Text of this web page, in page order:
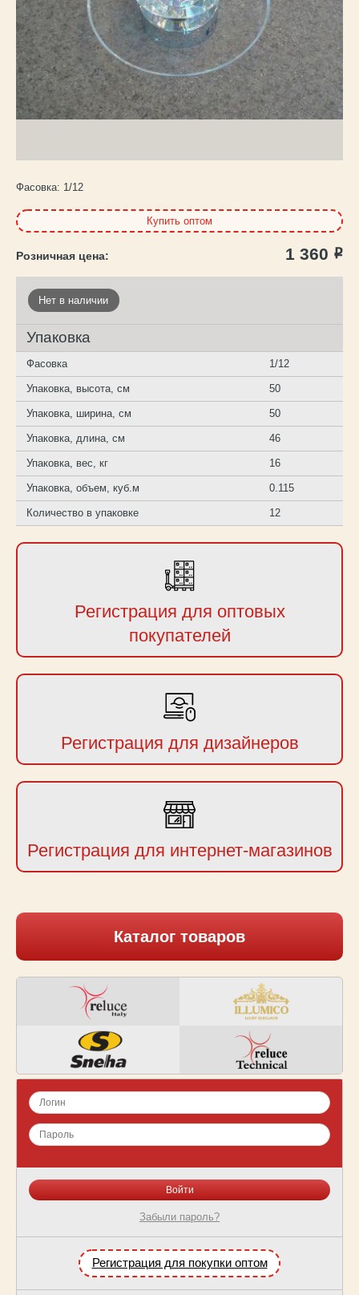
Каталог
товаров
Фасовка: 1/12
Купить оптом
1 360 Р
Нет в наличии
Упаковка
Фасовка 1/12
Упаковка, высота, см 50
Упаковка, ширина, см 50
Упаковка, длина, см 46
Упаковка, вес, кг 16
Упаковка, объем, куб.м 0.115
Количество в упаковке 12
Регистрация для оптовых
покупателей
Регистрация для дизайнеров
Регистрация для интернет-магазинов
Каталог товаров
Забыли пароль?
Регистрация для покупки оптом